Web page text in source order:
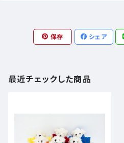
保存 シェア
最近チェックした商品